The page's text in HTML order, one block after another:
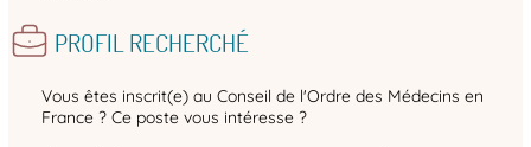
PROFIL RECHERCHÉ
Vous êtes inscrit(e) au Conseil de l'Ordre des Médecins en
France ? Ce poste vous intéresse ?